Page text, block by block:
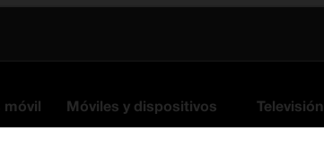
móvil Móviles y dispositivos Televisión